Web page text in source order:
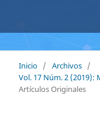
Inicio / Archivos /
Vol. 17 Núm. 2 (2019):
Artículos Originales